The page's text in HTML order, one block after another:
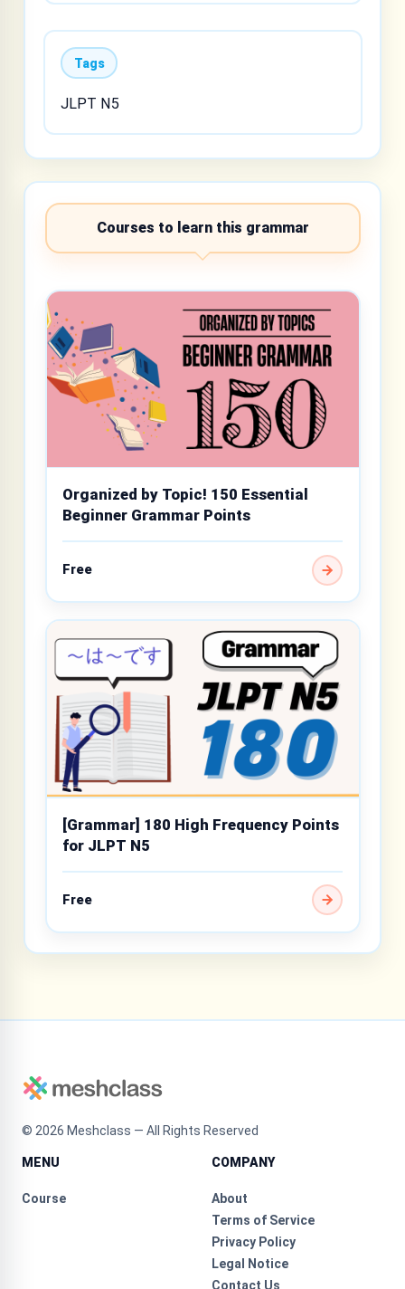
Tags
JLPT N5
Courses to learn this grammar
Organized by Topic! 150 Essential
Beginner Grammar Points
Free
[Grammar] 180 High Frequency Points
for JLPT N5
Free
© 2026 Meshclass — All Rights Reserved
MENU
Course
COMPANY
About
Terms of Service
Privacy Policy
Legal Notice
Contact Us